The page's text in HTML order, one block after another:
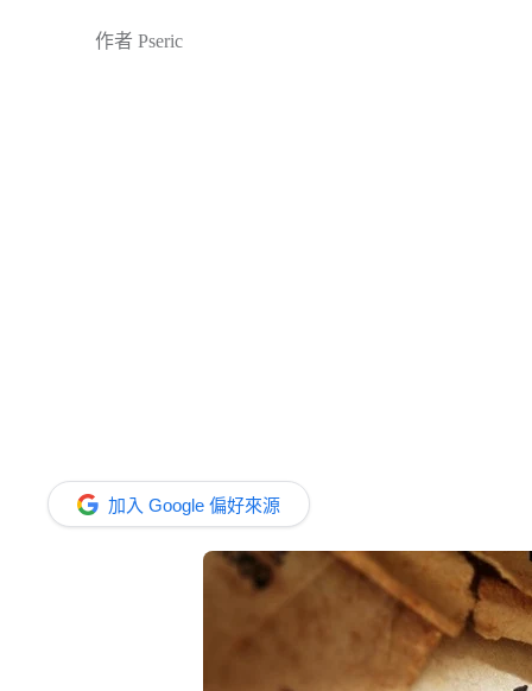
作者 Pseric
加入 Google 偏好來源